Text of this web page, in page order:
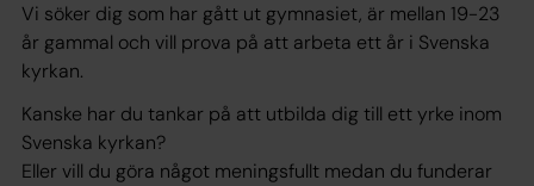
Vi söker dig som har gått ut gymnasiet, är mellan 19-23
år gammal och vill prova på att arbeta ett år i Svenska
kyrkan.
Kanske har du tankar på att utbilda dig till ett yrke inom
Svenska kyrkan?
Eller vill du göra något meningsfullt medan du funderar